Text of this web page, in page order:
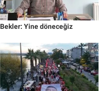
Bekler: Yine döneceğiz